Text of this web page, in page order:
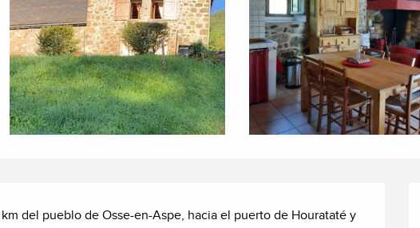
del pueblo de Osse-en-Aspe, hacia el puerto de Hourataté y